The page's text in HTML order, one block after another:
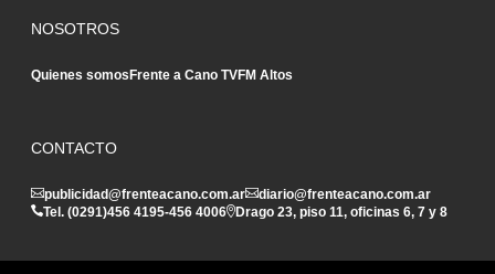
NOSOTROS
Quienes somosFrente a Cano TVFM Altos
CONTACTO
publicidad@frenteacano.com.ar
diario@frenteacano.com.ar
Tel. (0291)456 4195-456 4006 Drago 23, piso 11, oficinas 6, 7 y 8